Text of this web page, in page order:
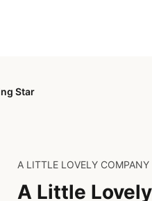
Star
A LITTLE LOVELY COMPANY
A Little